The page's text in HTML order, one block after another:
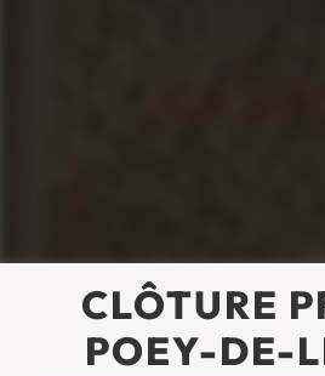
CLÔTURE
POEY-DE-